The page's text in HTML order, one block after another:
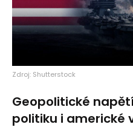
Zdroj: Shutterstock
Geopolitické
politiku i americké